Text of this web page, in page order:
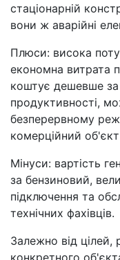
стаціонарній
вони ж аварійні
Плюси: висока
економна витрата
коштує дешевше за
продуктивності,
безперервному
комерційний
Мінуси: вартість
за бензиновий,
підключення та
технічних фахівців.
Залежно від цілей,